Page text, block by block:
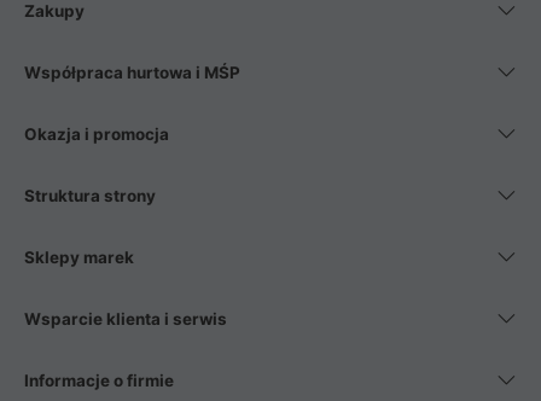
Zakupy
Współpraca hurtowa i MŚP
Okazja i promocja
Struktura strony
Sklepy marek
Wsparcie klienta i serwis
Informacje o firmie